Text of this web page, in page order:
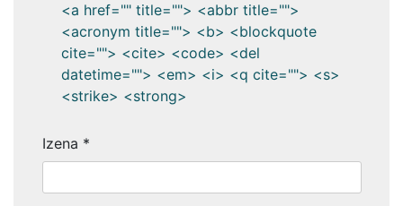
<a href="" title=""> <abbr title="">
<acronym title=""> <b> <blockquote
cite=""> <cite> <code> <del
datetime=""> <em> <i> <q cite=""> <s>
<strike> <strong>
Izena *